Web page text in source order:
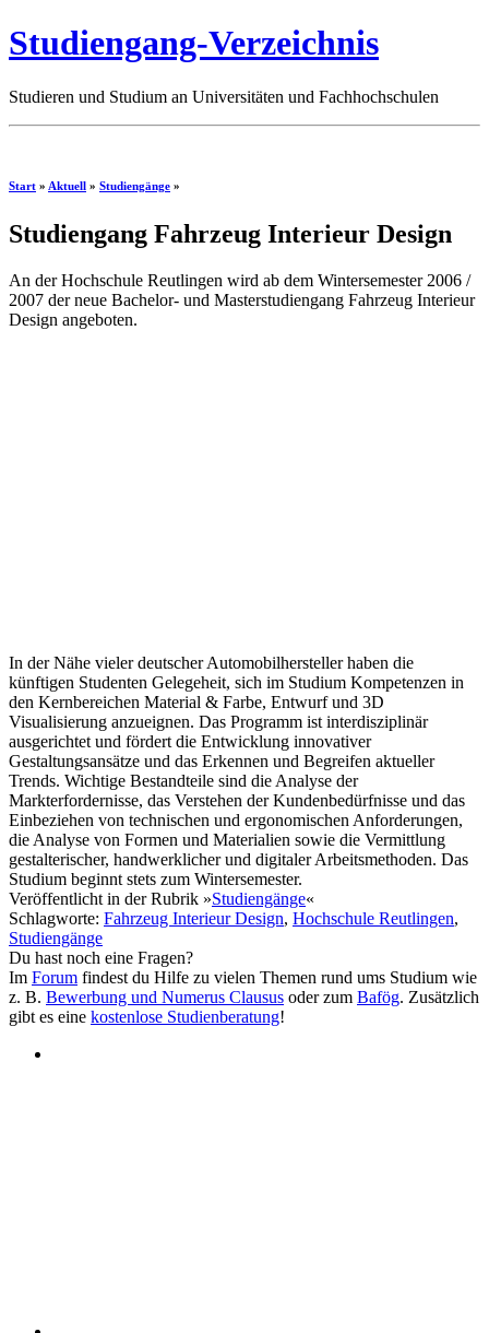
Studiengang-Verzeichnis
Studieren und Studium an Universitäten und Fachhochschulen
Start » Aktuell » Studiengänge »
Studiengang Fahrzeug Interieur Design
An der Hochschule Reutlingen wird ab dem Wintersemester 2006 /
2007 der neue Bachelor- und Masterstudiengang Fahrzeug Interieur
Design angeboten.
In der Nähe vieler deutscher Automobilhersteller haben die
künftigen Studenten Gelegeheit, sich im Studium Kompetenzen in
den Kernbereichen Material & Farbe, Entwurf und 3D
Visualisierung anzueignen. Das Programm ist interdisziplinär
ausgerichtet und fördert die Entwicklung innovativer
Gestaltungsansätze und das Erkennen und Begreifen aktueller
Trends. Wichtige Bestandteile sind die Analyse der
Markterfordernisse, das Verstehen der Kundenbedürfnisse und das
Einbeziehen von technischen und ergonomischen Anforderungen,
die Analyse von Formen und Materialien sowie die Vermittlung
gestalterischer, handwerklicher und digitaler Arbeitsmethoden. Das
Studium beginnt stets zum Wintersemester.
Veröffentlicht in der Rubrik »Studiengänge«
Schlagworte: Fahrzeug Interieur Design, Hochschule Reutlingen,
Studiengänge
Du hast noch eine Fragen?
Im Forum findest du Hilfe zu vielen Themen rund ums Studium wie
z. B. Bewerbung und Numerus Clausus oder zum Bafög. Zusätzlich
gibt es eine kostenlose Studienberatung!